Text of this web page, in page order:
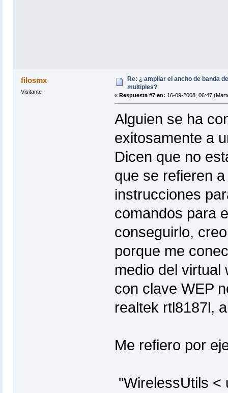
filosmx
Visitante
Re: ¿ ampliar el ancho de banda
multiples?
« Respuesta #7 en: 16-09-2008, 06:47
Alguien se ha
exitosamente a
Dicen que no
que se refieren
instrucciones
comandos para
conseguirlo,
porque me
medio del virtual
con clave WEP
realtek rtl8187l,
Me refiero por
"WirelessUtils <